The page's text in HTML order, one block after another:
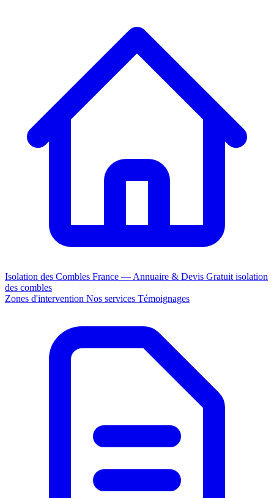
Isolation des Combles France — Annuaire & Devis Gratuit isolation
des combles
Zones d'intervention Nos services Témoignages